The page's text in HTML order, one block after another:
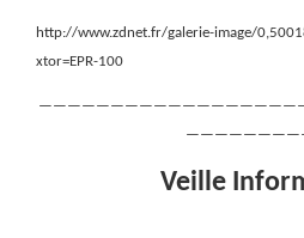
http://www.zdnet.fr/galerie-image/
xtor=EPR-100
Veille